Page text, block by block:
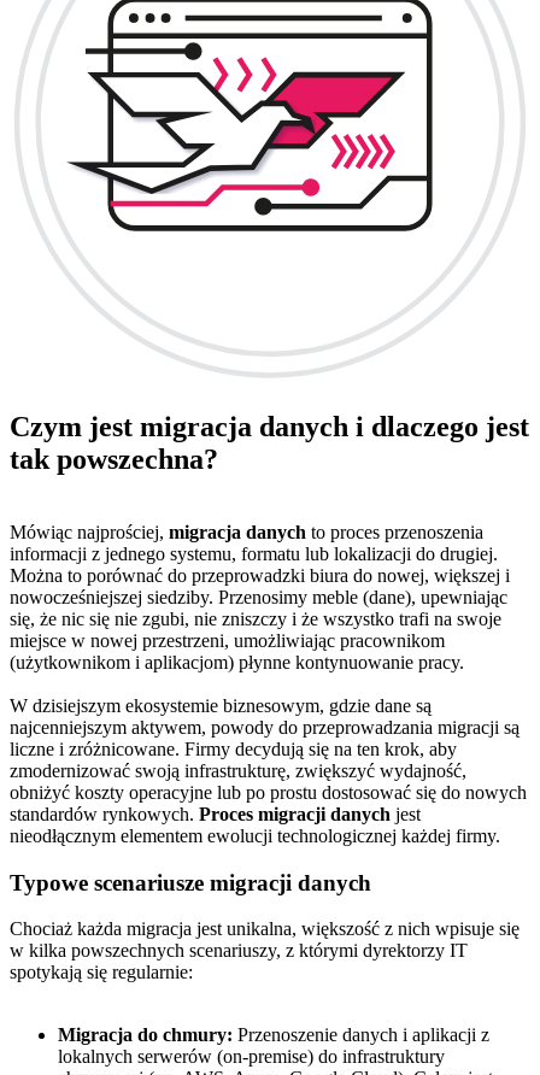
Czym jest migracja danych i dlaczego jest
tak powszechna?
Mówiąc najprościej, migracja danych to proces przenoszenia
informacji z jednego systemu, formatu lub lokalizacji do drugiej.
Można to porównać do przeprowadzki biura do nowej, większej i
nowocześniejszej siedziby. Przenosimy meble (dane), upewniając
się, że nic się nie zgubi, nie zniszczy i że wszystko trafi na swoje
miejsce w nowej przestrzeni, umożliwiając pracownikom
(użytkownikom i aplikacjom) płynne kontynuowanie pracy.
W dzisiejszym ekosystemie biznesowym, gdzie dane są
najcenniejszym aktywem, powody do przeprowadzania migracji są
liczne i zróżnicowane. Firmy decydują się na ten krok, aby
zmodernizować swoją infrastrukturę, zwiększyć wydajność,
obniżyć koszty operacyjne lub po prostu dostosować się do nowych
standardów rynkowych. Proces migracji danych jest
nieodłącznym elementem ewolucji technologicznej każdej firmy.
Typowe scenariusze migracji danych
Chociaż każda migracja jest unikalna, większość z nich wpisuje się
w kilka powszechnych scenariuszy, z którymi dyrektorzy IT
spotykają się regularnie:
Migracja do chmury: Przenoszenie danych i aplikacji z
lokalnych serwerów (on-premise) do infrastruktury